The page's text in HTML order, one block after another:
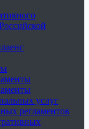
услуг
регламентов